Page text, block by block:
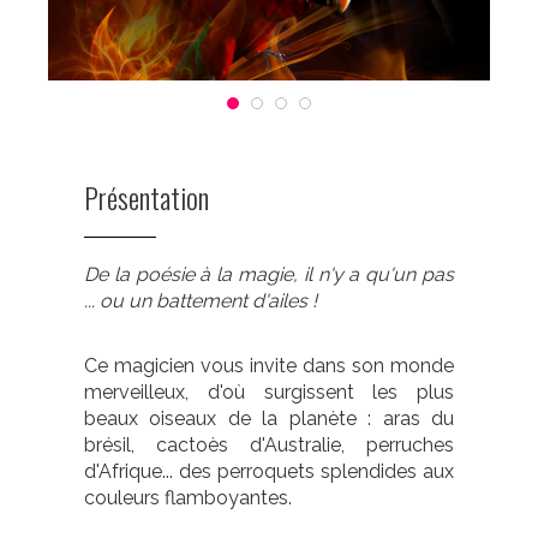
Présentation
De la poésie à la magie, il n'y a qu'un pas
... ou un battement d'ailes !
Ce magicien vous invite dans son monde
merveilleux, d'où surgissent les plus
beaux oiseaux de la planète : aras du
brésil, cactoès d'Australie, perruches
d'Afrique... des perroquets splendides aux
couleurs flamboyantes.